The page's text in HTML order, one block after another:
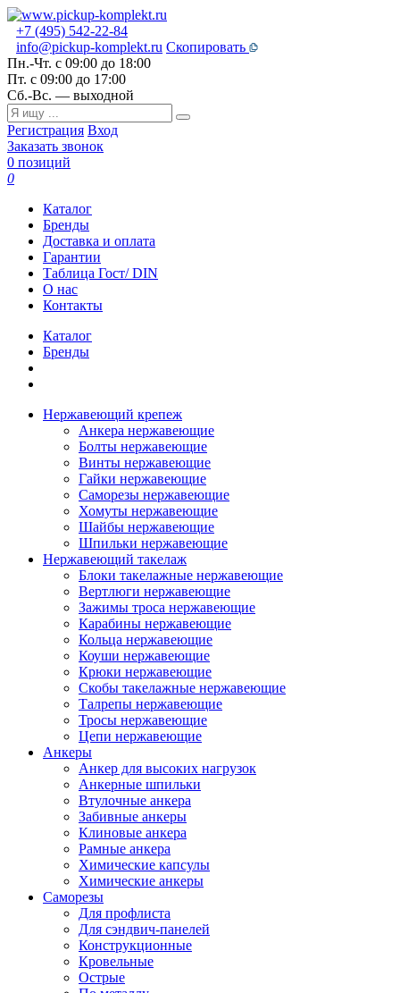
+7 (495) 542-22-84
info@pickup-komplekt.ru Скопировать
Пн.-Чт. с 09:00 до 18:00
Пт. с 09:00 до 17:00
Сб.-Вс. — выходной
Регистрация Вход
Заказать звонок
0 позиций
0
Каталог
Бренды
Доставка и оплата
Гарантии
Таблица Гост/ DIN
О нас
Контакты
Каталог
Бренды
Нержавеющий крепеж
Анкера нержавеющие
Болты нержавеющие
Винты нержавеющие
Гайки нержавеющие
Саморезы нержавеющие
Хомуты нержавеющие
Шайбы нержавеющие
Шпильки нержавеющие
Нержавеющий такелаж
Блоки такелажные нержавеющие
Вертлюги нержавеющие
Зажимы троса нержавеющие
Карабины нержавеющие
Кольца нержавеющие
Коуши нержавеющие
Крюки нержавеющие
Скобы такелажные нержавеющие
Талрепы нержавеющие
Тросы нержавеющие
Цепи нержавеющие
Анкеры
Анкер для высоких нагрузок
Анкерные шпильки
Втулочные анкера
Забивные анкеры
Клиновые анкера
Рамные анкера
Химические капсулы
Химические анкеры
Саморезы
Для профлиста
Для сэндвич-панелей
Конструкционные
Кровельные
Острые